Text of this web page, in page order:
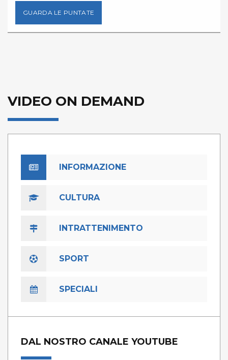
GUARDA LE PUNTATE
VIDEO ON DEMAND
INFORMAZIONE
CULTURA
INTRATTENIMENTO
SPORT
SPECIALI
DAL NOSTRO CANALE YOUTUBE